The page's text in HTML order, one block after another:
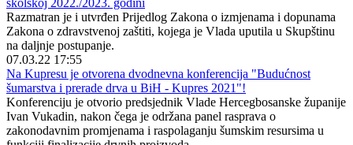
školskoj 2022./2023. godini
Razmatran je i utvrđen Prijedlog Zakona o izmjenama i dopunama
Zakona o zdravstvenoj zaštiti, kojega je Vlada uputila u Skupštinu
na daljnje postupanje.
07.03.22 17:55
Na Kupresu je otvorena dvodnevna konferencija "Budućnost
šumarstva i prerade drva u BiH - Kupres 2021"!
Konferenciju je otvorio predsjednik Vlade Hercegbosanske županije
Ivan Vukadin, nakon čega je održana panel rasprava o
zakonodavnim promjenama i raspolaganju šumskim resursima u